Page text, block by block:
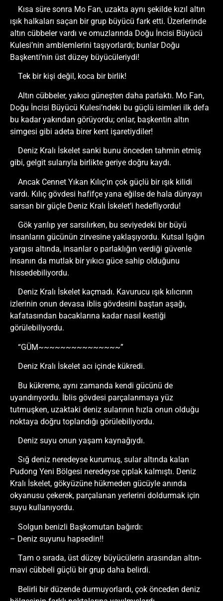
Kısa süre sonra Mo Fan, uzakta aynı şekilde kızıl altın
ışık halkaları saçan bir grup büyücü fark etti. Üzerlerinde
altın cübbeler vardı ve omuzlarında Doğu İncisi Büyücü
Kulesi’nin amblemlerini taşıyorlardı; bunlar Doğu
Başkenti’nin üst düzey büyücüleriydi!
Tek bir kişi değil, koca bir birlik!
Altın cübbeler, yakıcı güneşten daha parlaktı. Mo Fan,
Doğu İncisi Büyücü Kulesi’ndeki bu güçlü isimleri ilk defa
bu kadar yakından görüyordu; onlar, başkentin altın
simgesi gibi adeta birer kent işaretiydiler!
Deniz Kralı İskelet sanki bunu önceden tahmin etmiş
gibi, gelgit sularıyla birlikte geriye doğru kaydı.
Ancak Cennet Yıkan Kılıç’ın çok güçlü bir ışık kilidi
vardı. Kılıç gövdesi hafifçe yana eğilse de hala dünyayı
sarsan bir güçle Deniz Kralı İskelet’i hedefliyordu!
Gök yarılıp yer sarsılırken, bu seviyedeki bir büyü
insanların gücünün zirvesine yaklaşıyordu. Kutsal Işığın
yargısı altında, insanlar o parlaklığın verdiği güvenle
insanın da mutlak bir yıkıcı güce sahip olduğunu
hissedebiliyordu.
Deniz Kralı İskelet kaçmadı. Kavurucu ışık kılıcının
izlerinin onun devasa iblis gövdesini baştan aşağı,
kafatasından bacaklarına kadar nasıl kestiği
görülebiliyordu.
“GÜM~~~~~~~~~~~~~~~”
Deniz Kralı İskelet acı içinde kükredi.
Bu kükreme, aynı zamanda kendi gücünü de
uyandırıyordu. İblis gövdesi parçalanmaya yüz
tutmuşken, uzaktaki deniz sularının hızla onun olduğu
noktaya doğru toplandığı görülebiliyordu.
Deniz suyu onun yaşam kaynağıydı.
Sığ deniz neredeyse kurumuş, sular altında kalan
Pudong Yeni Bölgesi neredeyse çıplak kalmıştı. Deniz
Kralı İskelet, gökyüzüne hükmeden gücüyle anında
okyanusu çekerek, parçalanan yerlerini doldurmak için
suyu kullanıyordu.
Solgun benizli Başkomutan bağırdı:
– Deniz suyunu hapsedin!!
Tam o sırada, üst düzey büyücülerin arasından altın-
mavi cübbeli güçlü bir grup daha belirdi.
Belirli bir düzende durmuyorlardı, çok önceden deniz